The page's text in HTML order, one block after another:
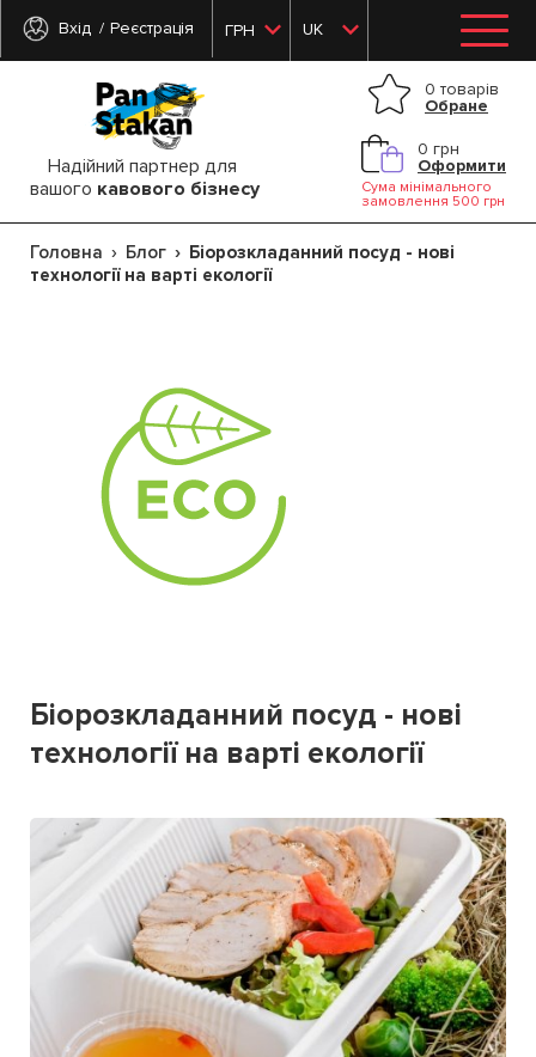
Вхід Реєстрація ГРН UK
Надійний партнер для
вашого кавового бізнесу
0 товарів
Обране
0 грн
Оформити
Сума мінімального
замовлення 500 грн
Головна Блог
Біорозкладанний посуд - нові
технології на варті екології
Біорозкладанний посуд - нові
технології на варті екології